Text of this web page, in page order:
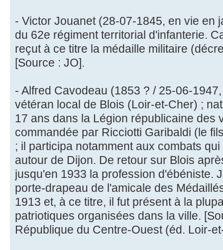
- Victor Jouanet (28-07-1845, en vie en
du 62e régiment territorial d'infanterie.
reçut à ce titre la médaille militaire
[Source : JO].
- Alfred Cavodeau (1853 ? / 25-06-
vétéran local de Blois (Loir-et-Cher) ;
17 ans dans la Légion républicaine des
commandée par Ricciotti Garibaldi (le
; il participa notamment aux combats
autour de Dijon. De retour sur Blois
jusqu'en 1933 la profession d'ébéniste.
porte-drapeau de l'amicale des
1913 et, à ce titre, il fut présent à la
patriotiques organisées dans la ville.
République du Centre-Ouest (éd. Loir-